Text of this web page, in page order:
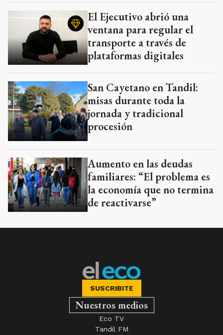
El Ejecutivo abrió una
ventana para regular el
transporte a través de
plataformas digitales
San Cayetano en Tandil:
misas durante toda la
jornada y tradicional
procesión
Aumento en las deudas
familiares: “El problema es
la economía que no termina
de reactivarse”
SUSCRIBITE
Nuestros medios
Eco TV
Tandil FM